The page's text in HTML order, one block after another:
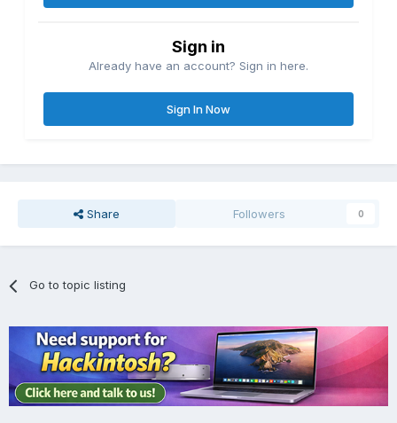
Sign in
Already have an account? Sign in here.
Sign In Now
Share Followers 0
Go to topic listing